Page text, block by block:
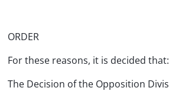
ORDER
For these reasons, it is decided that:
The Decision of the Opposition